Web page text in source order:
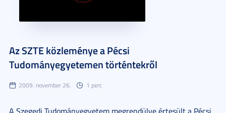
Az SZTE közleménye a Pécsi
Tudományegyetemen történtekről
2009. november 26. 1 perc